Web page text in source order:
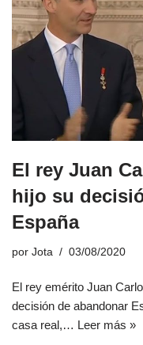
El rey Juan
hijo su
España
por Jota 03/08/2020
El rey emérito Juan
decisión de abandonar
casa real,… Leer más »